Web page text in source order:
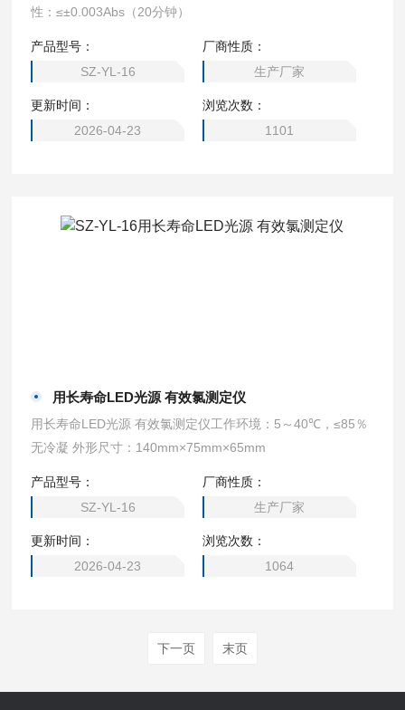
性：≤±0.003Abs（20分钟）
产品型号：
SZ-YL-16
厂商性质：
生产厂家
更新时间：
2026-04-23
浏览次数：
1101
用长寿命LED光源 有效氯测定仪
用长寿命LED光源 有效氯测定仪工作环境：5～40℃，≤85％
无冷凝 外形尺寸：140mm×75mm×65mm
产品型号：
SZ-YL-16
厂商性质：
生产厂家
更新时间：
2026-04-23
浏览次数：
1064
下一页 末页